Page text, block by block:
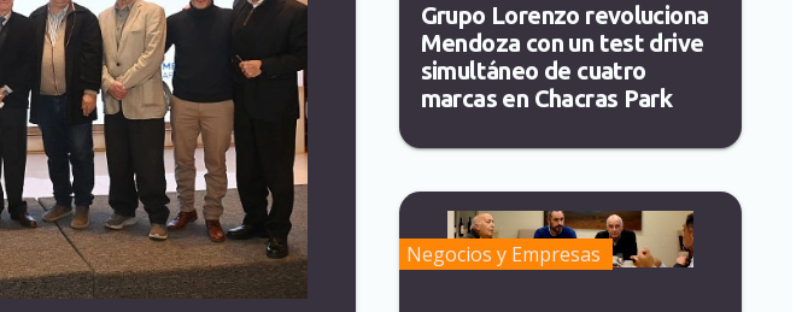
Grupo Lorenzo revoluciona
Mendoza con un test drive
simultáneo de cuatro
marcas en Chacras Park
Negocios y Empresas